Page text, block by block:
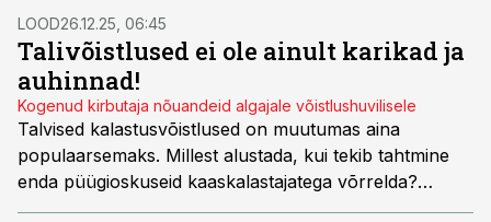
Georg Semenovski nõu neile, kes eeloleval talvel
esmakordselt jääle plaanivad minna.
LOOD26.12.25, 06:45
Talivõistlused ei ole ainult karikad ja
auhinnad!
Kogenud kirbutaja nõuandeid algajale võistlushuvilisele
Talvised kalastusvõistlused on muutumas aina
populaarsemaks. Millest alustada, kui tekib tahtmine
enda püügioskuseid kaaskalastajatega võrrelda?
Milline varustus on sobilik võistlustel osalemiseks?